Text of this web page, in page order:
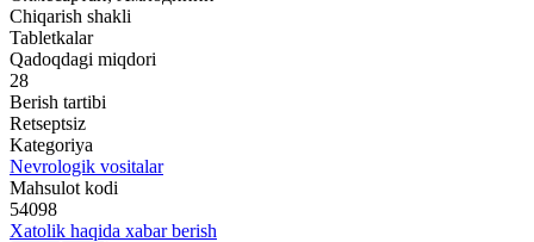
Chiqarish shakli
Tabletkalar
Qadoqdagi miqdori
28
Berish tartibi
Retseptsiz
Kategoriya
Nevrologik vositalar
Mahsulot kodi
54098
Xatolik haqida xabar berish